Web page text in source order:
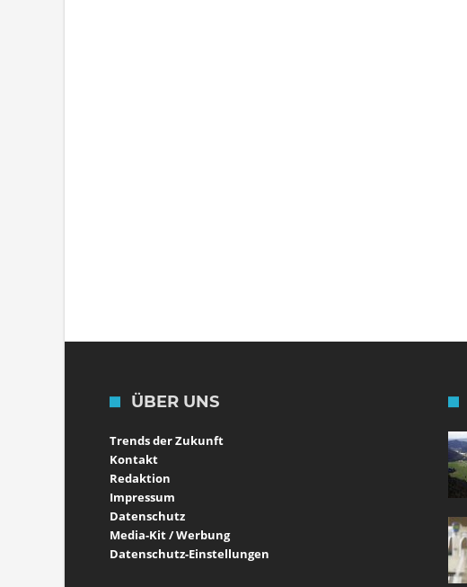
ÜBER UNS
Trends der Zukunft
Kontakt
Redaktion
Impressum
Datenschutz
Media-Kit / Werbung
Datenschutz-Einstellungen